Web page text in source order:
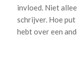
invloed. Niet
schrijver. Hoe
hebt over een